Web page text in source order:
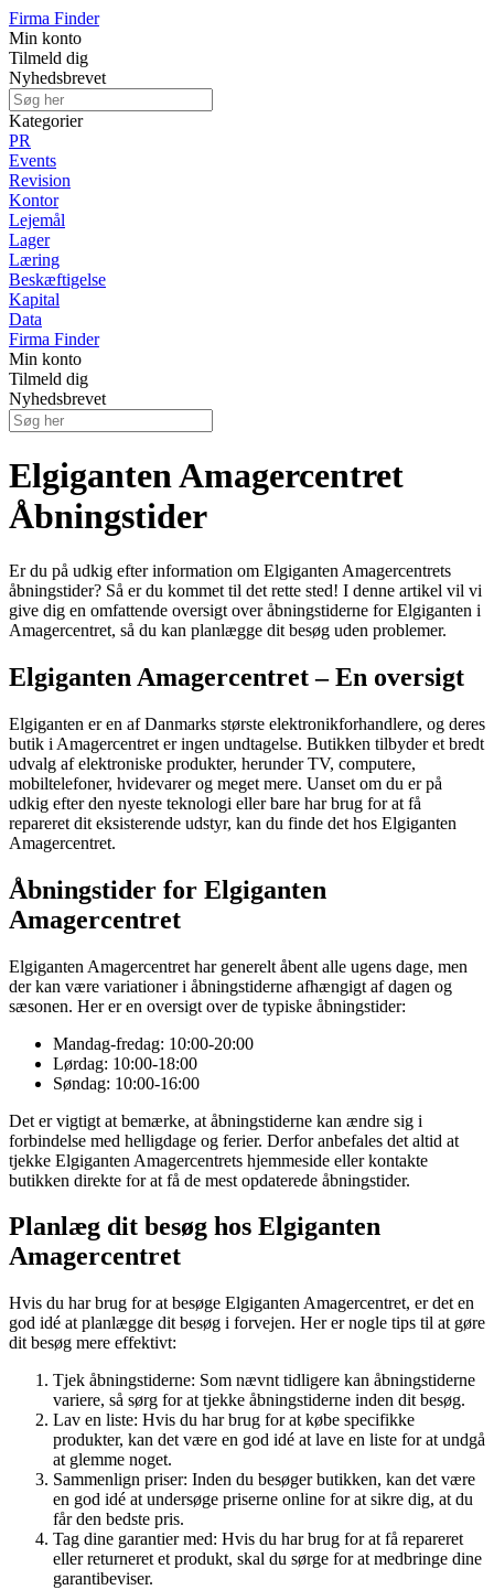
Firma Finder
Min konto
Tilmeld dig
Nyhedsbrevet
Kategorier
PR
Events
Revision
Kontor
Lejemål
Lager
Læring
Beskæftigelse
Kapital
Data
Firma Finder
Min konto
Tilmeld dig
Nyhedsbrevet
Elgiganten Amagercentret
Åbningstider
Er du på udkig efter information om Elgiganten Amagercentrets
åbningstider? Så er du kommet til det rette sted! I denne artikel vil vi
give dig en omfattende oversigt over åbningstiderne for Elgiganten i
Amagercentret, så du kan planlægge dit besøg uden problemer.
Elgiganten Amagercentret – En oversigt
Elgiganten er en af Danmarks største elektronikforhandlere, og deres
butik i Amagercentret er ingen undtagelse. Butikken tilbyder et bredt
udvalg af elektroniske produkter, herunder TV, computere,
mobiltelefoner, hvidevarer og meget mere. Uanset om du er på
udkig efter den nyeste teknologi eller bare har brug for at få
repareret dit eksisterende udstyr, kan du finde det hos Elgiganten
Amagercentret.
Åbningstider for Elgiganten
Amagercentret
Elgiganten Amagercentret har generelt åbent alle ugens dage, men
der kan være variationer i åbningstiderne afhængigt af dagen og
sæsonen. Her er en oversigt over de typiske åbningstider:
Mandag-fredag: 10:00-20:00
Lørdag: 10:00-18:00
Søndag: 10:00-16:00
Det er vigtigt at bemærke, at åbningstiderne kan ændre sig i
forbindelse med helligdage og ferier. Derfor anbefales det altid at
tjekke Elgiganten Amagercentrets hjemmeside eller kontakte
butikken direkte for at få de mest opdaterede åbningstider.
Planlæg dit besøg hos Elgiganten
Amagercentret
Hvis du har brug for at besøge Elgiganten Amagercentret, er det en
god idé at planlægge dit besøg i forvejen. Her er nogle tips til at gøre
dit besøg mere effektivt:
Tjek åbningstiderne: Som nævnt tidligere kan åbningstiderne
variere, så sørg for at tjekke åbningstiderne inden dit besøg.
Lav en liste: Hvis du har brug for at købe specifikke
produkter, kan det være en god idé at lave en liste for at undgå
at glemme noget.
Sammenlign priser: Inden du besøger butikken, kan det være
en god idé at undersøge priserne online for at sikre dig, at du
får den bedste pris.
Tag dine garantier med: Hvis du har brug for at få repareret
eller returneret et produkt, skal du sørge for at medbringe dine
garantibeviser.